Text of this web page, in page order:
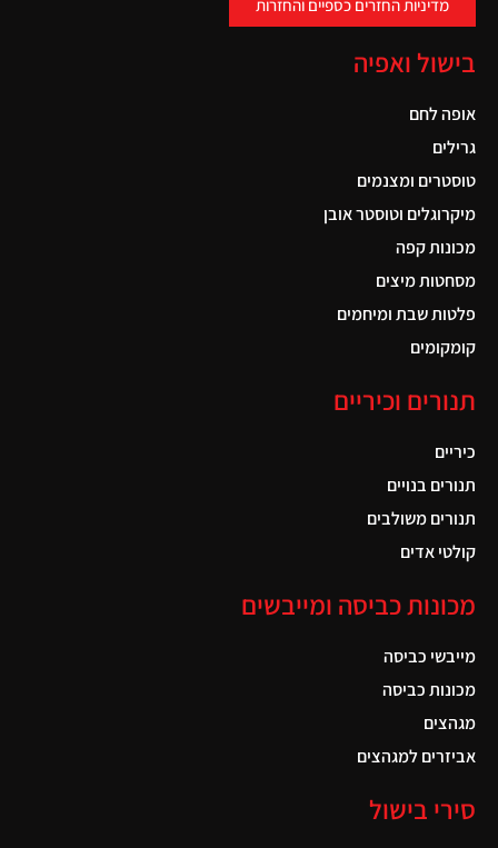
מדיניות החזרים כספיים והחזרות
בישול ואפיה
אופה לחם
גרילים
טוסטרים ומצנמים
מיקרוגלים וטוסטר אובן
מכונות קפה
מסחטות מיצים
פלטות שבת ומיחמים
קומקומים
תנורים וכיריים
כיריים
תנורים בנויים
תנורים משולבים
קולטי אדים
מכונות כביסה ומייבשים
מייבשי כביסה
מכונות כביסה
מגהצים
אביזרים למגהצים
סירי בישול